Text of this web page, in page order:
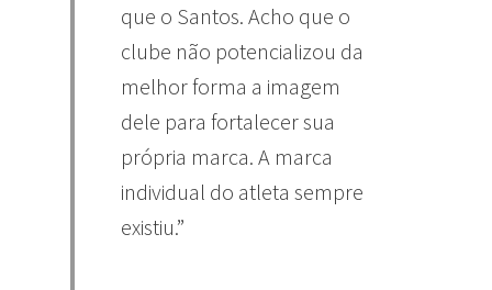
que o Santos. Acho que o
clube não potencializou da
melhor forma a imagem
dele para fortalecer sua
própria marca. A marca
individual do atleta sempre
existiu.”